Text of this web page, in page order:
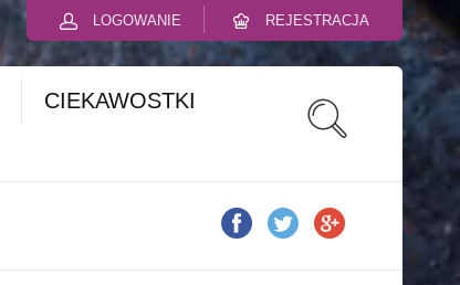
LOGOWANIE REJESTRACJA
CIEKAWOSTKI